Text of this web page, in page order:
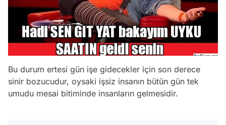
Bu durum ertesi gün işe gidecekler için son derece
sinir bozucudur, oysaki işsiz insanın bütün gün tek
umudu mesai bitiminde insanların gelmesidir.